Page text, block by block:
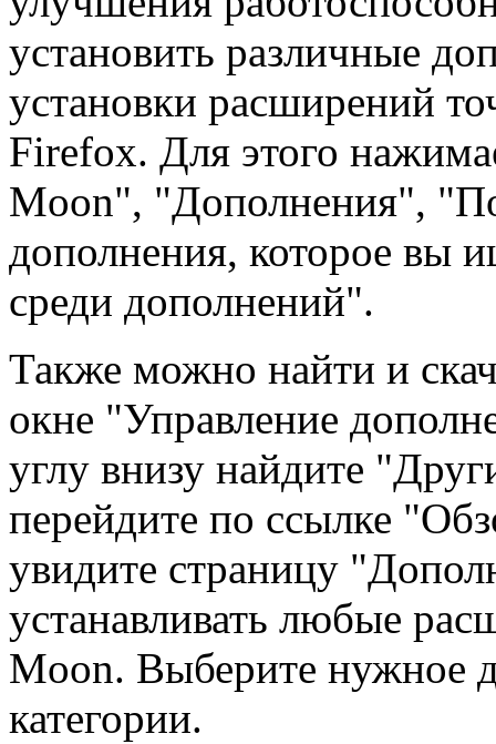
установить различные
установки расширений
Firefox. Для этого
Moon", "Дополнения",
дополнения, которое вы
среди дополнений".
Также можно найти и
окне "Управление
углу внизу найдите
перейдите по ссылке
увидите страницу
устанавливать любые
Moon. Выберите нужное
категории.